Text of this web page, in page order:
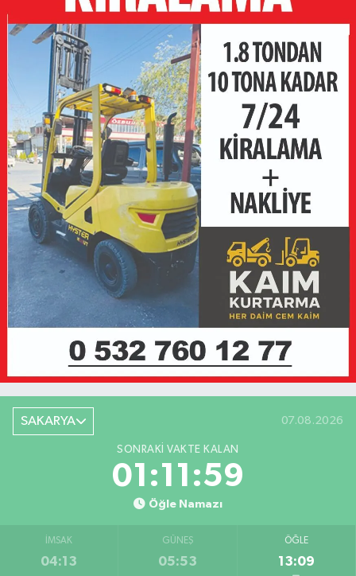
SAKARYA 07.08.2026
SONRAKI VAKTE KALAN
01:11:59
Öğle Namazı
İMSAK
04:13
GÜNEŞ
05:53
ÖĞLE
13:09